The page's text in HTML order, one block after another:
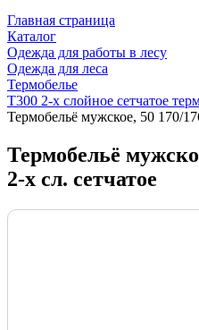
Главная страница
Каталог
Одежда для работы в лесу
Одежда для леса
Термобелье
Т300 2-х слойное сетчатое
Термобельё мужское, 50 170/
Термобельё
2-х сл. сетчатое